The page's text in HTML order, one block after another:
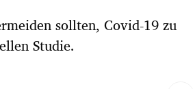
sollten, Covid-19 zu
Studie.